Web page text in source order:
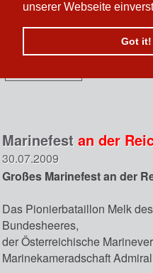
unserer Webseite
Got it!
Funktionen:
Marinefest an der
30.07.2009
Großes Marinefest an der
Das Pionierbataillon Melk
Bundesheeres,
der Österreichische
Marinekameradschaft